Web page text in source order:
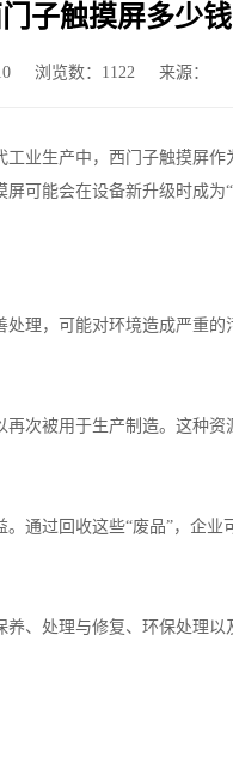
子触摸屏多少钱
浏览数：1122 来源：
业生产中，西门子触摸屏
可能会在设备新升级时成
理，可能对环境造成严重
次被用于生产制造。这种
通过回收这些“废品”，企业
、处理与修复、环保处理以